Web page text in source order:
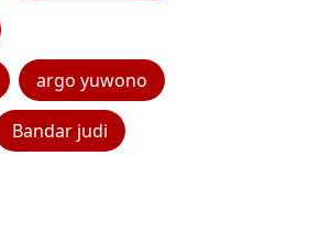
argo yuwono
Bandar judi